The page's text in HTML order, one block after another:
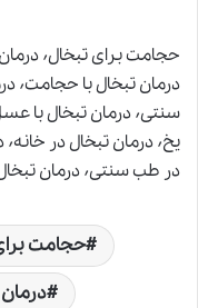
در طب سنتی٬ درمان تبخال دکتر خیراندیش
حجامت